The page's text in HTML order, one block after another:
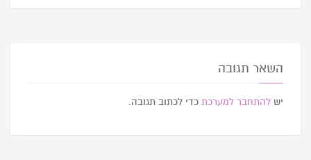
השאר תגובה
יש להתחבר למערכת כדי לכתוב תגובה.